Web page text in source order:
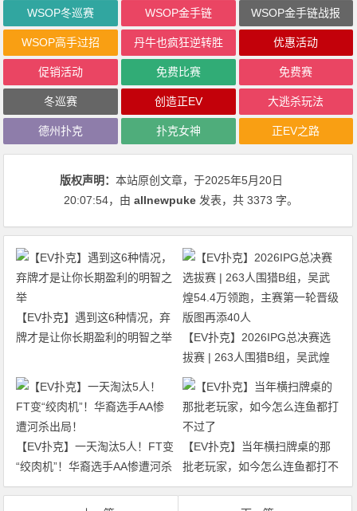
WSOP冬巡赛 WSOP金手链 WSOP金手链战报
WSOP高手过招 丹牛也疯狂逆转胜 优惠活动
促销活动 免费比赛 免费赛
冬巡赛 创造正EV 大逃杀玩法
德州扑克 扑克女神 正EV之路
版权声明：本站原创文章，于2025年5月20日
20:07:54，由allnewpuke 发表，共 3373 字。
【EV扑克】遇到这6种情况，弃
牌才是让你长期盈利的明智之举
【EV扑克】2026IPG总决赛选
拔赛 | 263人围猎B组，吴武煌
54.4万领跑，主赛第一轮晋级版
【EV扑克】一天淘汰5人！FT变
“绞肉机”！华裔选手AA惨遭河杀
出局！
【EV扑克】当年横扫牌桌的那
批老玩家，如今怎么连鱼都打不
过了